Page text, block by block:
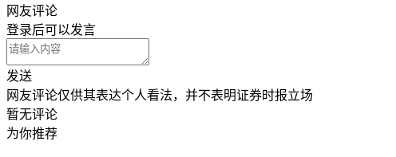
网友评论
登录后可以发言
发送
网友评论仅供其表达个人看法，并不表明证券时报立场
暂无评论
为你推荐